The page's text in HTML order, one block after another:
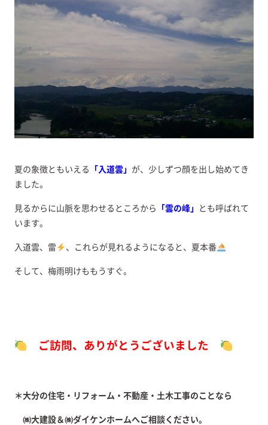
夏の象徴ともいえる 「入道雲」 が、少しずつ顔を出し始めてき
ました。
見るからに山脈を思わせるところから 「雲の峰」
とも呼ばれて
います。
入道雲、雷 、これらが見れるようになると、夏本番
そして、梅雨明けももうすぐ。
ご訪問、ありがとうございました
＊大分の住宅・リフォーム・不動産・土木工事のことなら
㈱大建設＆㈱ダイケンホームへご相談ください。